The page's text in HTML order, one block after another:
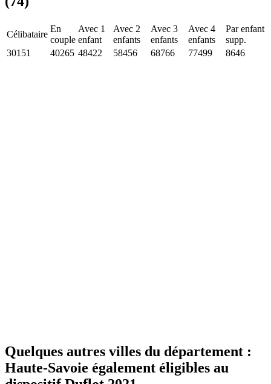
Célibataire
En
couple
Avec 1
enfant
Avec 2
enfants
Avec 3
enfants
Avec 4
enfants
Par enfant
supp.
30151
40265 48422 58456 68766 77499 8646
Quelques autres villes du département :
Haute-Savoie également éligibles au